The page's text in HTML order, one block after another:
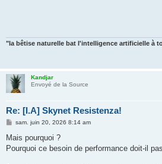
"la bêtise naturelle bat l'intelligence artificielle à
Kandjar
Envoyé de la Source
Re: [I.A] Skynet Resistenza!
M
s
a
sam. juin 20, 2026 8:14 am
Mais pourquoi ?
Pourquoi ce besoin de performance doit-il